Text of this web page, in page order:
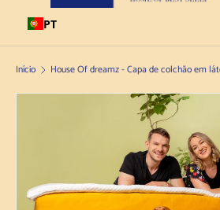
PT
Pesquisar
Tipo de produto
Início House Of dreamz - Capa de colchão em
Saltar para a informação sobre o